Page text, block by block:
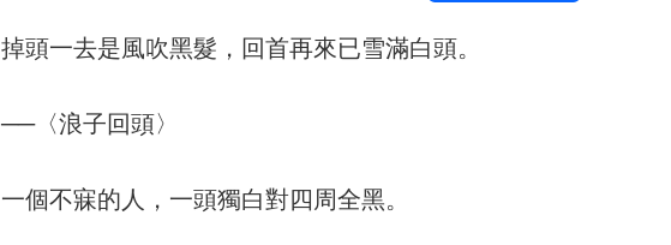
掉頭一去是風吹黑髮，回首再來已雪滿白頭。
──〈浪子回頭〉
一個不寐的人，一頭獨白對四周全黑。